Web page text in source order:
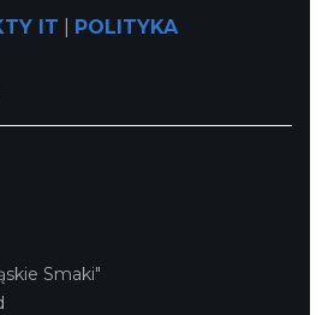
IT
POLITYKA
Smaki"